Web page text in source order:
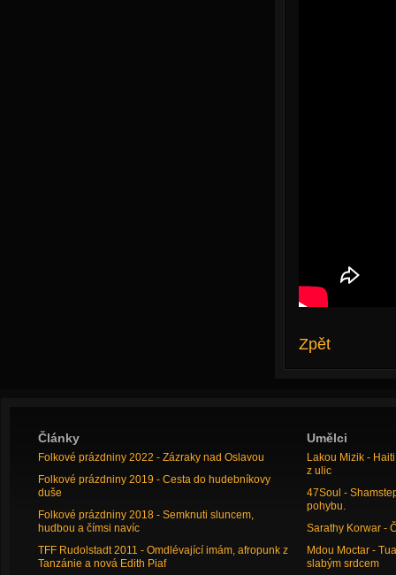
Zpět
Články
Folkové prázdniny 2022 - Zázraky nad Oslavou
Folkové prázdniny 2019 - Cesta do hudebníkovy
duše
Folkové prázdniny 2018 - Semknuti sluncem,
hudbou a čímsi navíc
TFF Rudolstadt 2011 - Omdlévající imám, afropunk z
Tanzánie a nová Edith Piaf
Umělci
Lakou Mizik -
z ulic
47Soul -
pohybu.
Sarathy Korwar -
Mdou Moctar -
slabým srdcem